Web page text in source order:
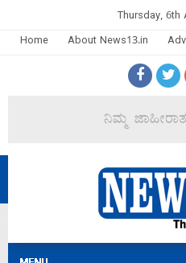
Thursday, 6th
Home
About News13.in